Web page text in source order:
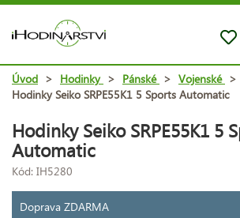
Úvod > Hodinky > Pánské > Vojenské >
Hodinky Seiko SRPE55K1 5 Sports Automatic
Hodinky Seiko SRPE55K1 5
Automatic
Kód: IH5280
Doprava ZDARMA